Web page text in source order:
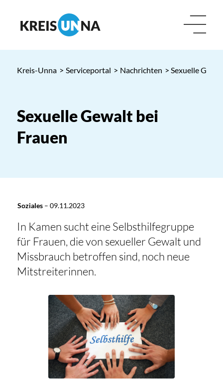
Kreis-Unna > Serviceportal > Nachrichten > Sexuelle
Sexuelle Gewalt bei
Frauen
Soziales– 09.11.2023
In Kamen sucht eine Selbsthilfegruppe
für Frauen, die von sexueller Gewalt und
Missbrauch betroffen sind, noch neue
Mitstreiterinnen.